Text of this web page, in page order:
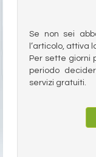
Se non sei
l’articolo, attiva
Per sette giorni
periodo
servizi gratuiti.